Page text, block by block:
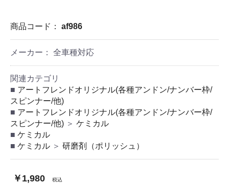
商品コード： af986
メーカー： 全車種対応
関連カテゴリ
アートフレンドオリジナル(各種アンドン/ナンバー枠/
スピンナー/他)
アートフレンドオリジナル(各種アンドン/ナンバー枠/
スピンナー/他) ＞ ケミカル
ケミカル
ケミカル ＞ 研磨剤（ポリッシュ）
￥1,980 税込